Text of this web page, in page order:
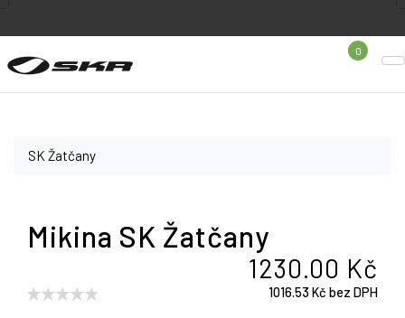
0
SK Žatčany
Mikina SK Žatčany
1230.00 Kč
1016.53 Kč bez DPH